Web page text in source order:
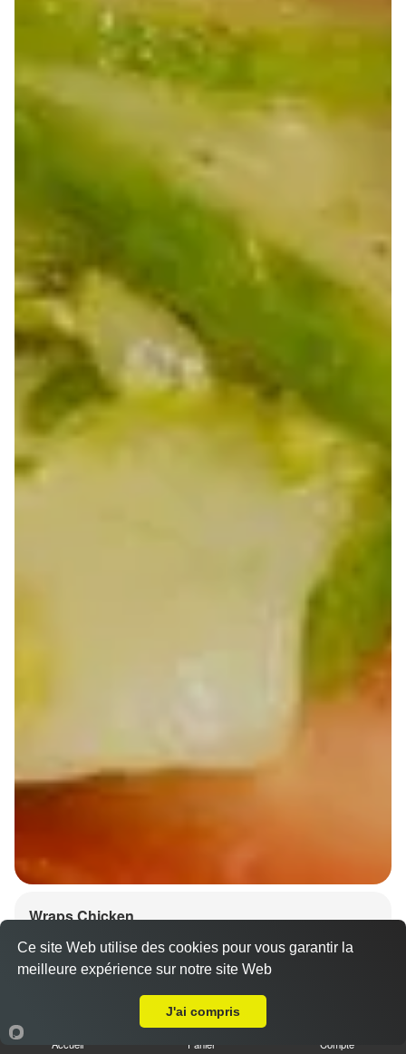
Wraps Chicken
8.50 €
Accueil Panier Compte
Ce site Web utilise des cookies pour vous garantir la
meilleure expérience sur notre site Web
J'ai compris